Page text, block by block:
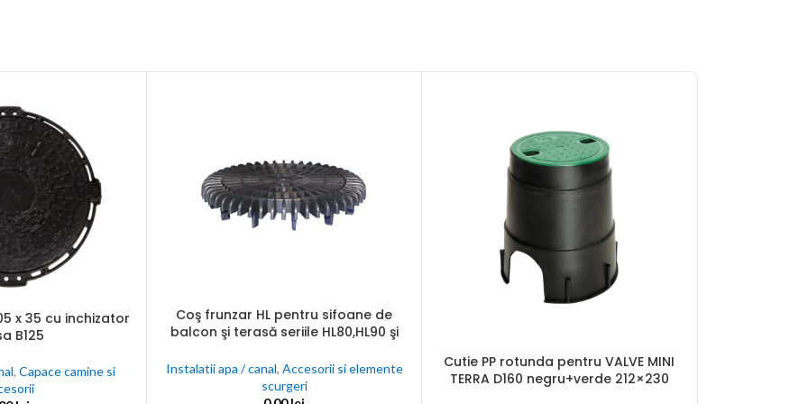
x 35 cu inchizator
B125
, Capace camine si
ADAUGĂ ÎN COȘ
Coş frunzar HL pentru sifoane de
balcon şi terasă seriile HL80,HL90 şi
Instalatii apa / canal, Accesorii si elemente
scurgeri
ADAUGĂ ÎN COȘ
Cutie PP rotunda pentru VALVE MINI
TERRA D160 negru+verde 212×230